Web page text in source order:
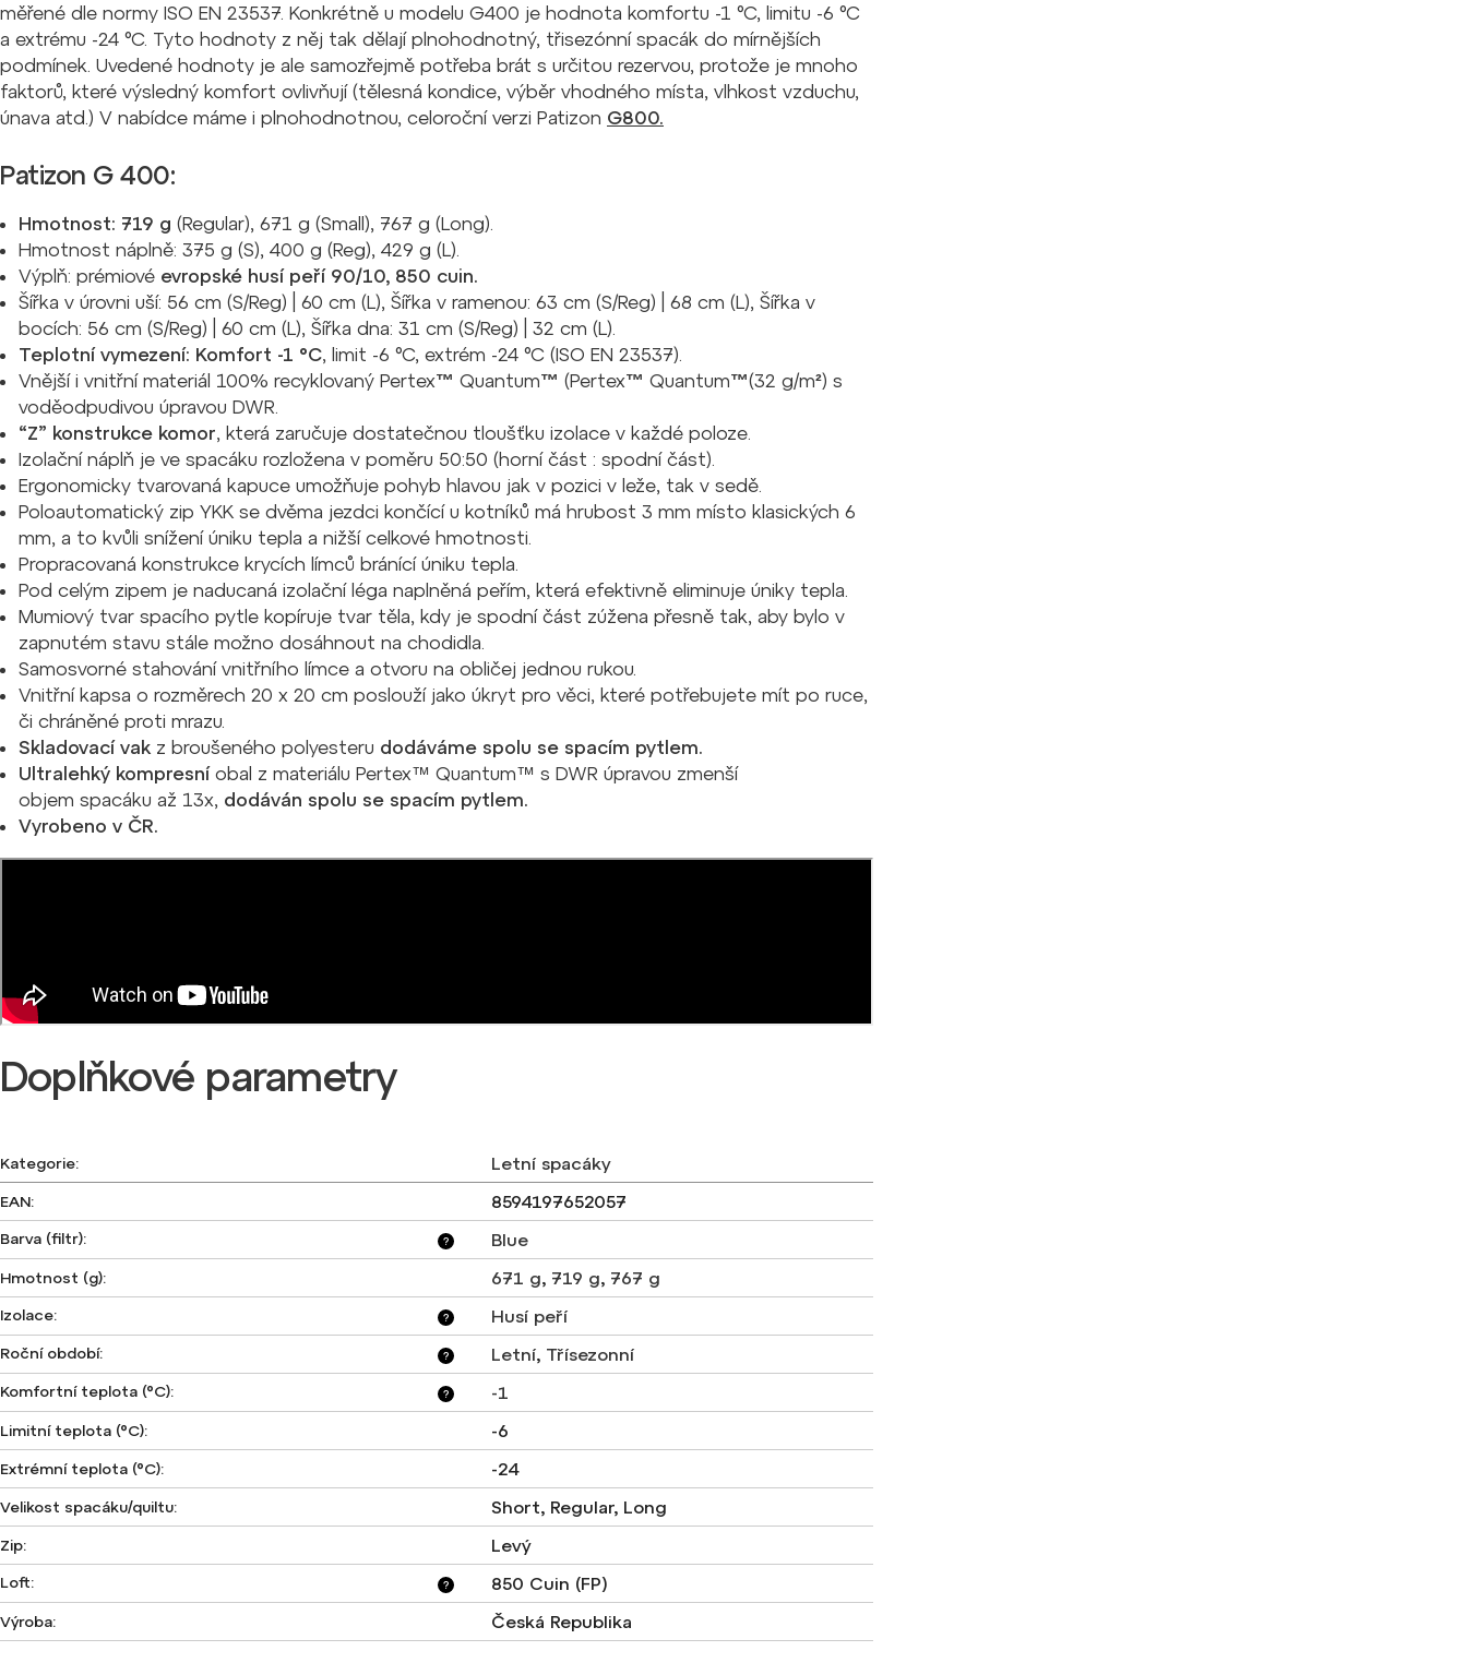
měřené dle normy ISO EN 23537. Konkrétně u modelu G400 je hodnota komfortu -1 °C, limitu -6 °C
a extrému -24 °C. Tyto hodnoty z něj tak dělají plnohodnotný, třisezónní spacák do mírnějších
podmínek. Uvedené hodnoty je ale samozřejmě potřeba brát s určitou rezervou, protože je mnoho
faktorů, které výsledný komfort ovlivňují (tělesná kondice, výběr vhodného místa, vlhkost vzduchu,
únava atd.) V nabídce máme i plnohodnotnou, celoroční verzi Patizon G800.
Patizon G 400:
Hmotnost: 719 g (Regular), 671 g (Small), 767 g (Long).
Hmotnost náplně: 375 g (S), 400 g (Reg), 429 g (L).
Výplň: prémiové evropské husí peří 90/10, 850 cuin.
Šířka v úrovni uší: 56 cm (S/Reg) | 60 cm (L), Šířka v ramenou: 63 cm (S/Reg) | 68 cm (L), Šířka v
bocích: 56 cm (S/Reg) | 60 cm (L), Šířka dna: 31 cm (S/Reg) | 32 cm (L).
Teplotní vymezení: Komfort -1 °C, limit -6 °C, extrém -24 °C (ISO EN 23537).
Vnější i vnitřní materiál 100% recyklovaný Pertex™ Quantum™ (Pertex™ Quantum™(32 g/m²) s
voděodpudivou úpravou DWR.
“Z” konstrukce komor, která zaručuje dostatečnou tloušťku izolace v každé poloze.
Izolační náplň je ve spacáku rozložena v poměru 50:50 (horní část : spodní část).
Ergonomicky tvarovaná kapuce umožňuje pohyb hlavou jak v pozici v leže, tak v sedě.
Poloautomatický zip YKK se dvěma jezdci končící u kotníků má hrubost 3 mm místo klasických 6
mm, a to kvůli snížení úniku tepla a nižší celkové hmotnosti.
Propracovaná konstrukce krycích límců bránící úniku tepla.
Pod celým zipem je naducaná izolační léga naplněná peřím, která efektivně eliminuje úniky tepla.
Mumiový tvar spacího pytle kopíruje tvar těla, kdy je spodní část zúžena přesně tak, aby bylo v
zapnutém stavu stále možno dosáhnout na chodidla.
Samosvorné stahování vnitřního límce a otvoru na obličej jednou rukou.
Vnitřní kapsa o rozměrech 20 x 20 cm poslouží jako úkryt pro věci, které potřebujete mít po ruce,
či chráněné proti mrazu.
Skladovací vak z broušeného polyesteru dodáváme spolu se spacím pytlem.
Ultralehký kompresníobal z materiálu Pertex™ Quantum™ s DWR úpravou zmenší
objem spacáku až 13x, dodáván spolu se spacím pytlem.
Vyrobeno v ČR.
Doplňkové parametry
Kategorie: Letní spacáky
EAN: 8594197652057
?
Barva (filtr): Blue
Hmotnost (g): 671 g, 719 g, 767 g
?
Izolace: Husí peří
?
Roční období: Letní, Třísezonní
?
Komfortní teplota (°C): -1
Limitní teplota (°C): -6
Extrémní teplota (°C): -24
Velikost spacáku/quiltu: Short, Regular, Long
Zip: Levý
?
Loft: 850 Cuin (FP)
Výroba: Česká Republika